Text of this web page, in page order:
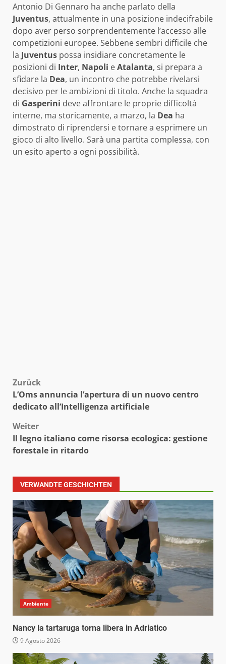
Antonio Di Gennaro ha anche parlato della
Juventus, attualmente in una posizione indecifrabile
dopo aver perso sorprendentemente l’accesso alle
competizioni europee. Sebbene sembri difficile che
la Juventus possa insidiare concretamente le
posizioni di Inter, Napoli eAtalanta, si prepara a
sfidare la Dea, un incontro che potrebbe rivelarsi
decisivo per le ambizioni di titolo. Anche la squadra
di Gasperini deve affrontare le proprie difficoltà
interne, ma storicamente, a marzo, la Dea ha
dimostrato di riprendersi e tornare a esprimere un
gioco di alto livello. Sarà una partita complessa, con
un esito aperto a ogni possibilità.
Beitragsnavigation
Zurück
L’Oms annuncia l’apertura di un nuovo centro
dedicato all’Intelligenza artificiale
Weiter
Il legno italiano come risorsa ecologica: gestione
forestale in ritardo
VERWANDTE GESCHICHTEN
Ambiente
Nancy la tartaruga torna libera in Adriatico
9 Agosto 2026